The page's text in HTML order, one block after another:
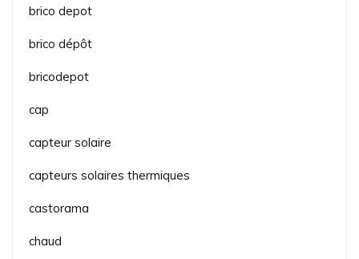
brico depot
brico dépôt
bricodepot
cap
capteur solaire
capteurs solaires thermiques
castorama
chaud